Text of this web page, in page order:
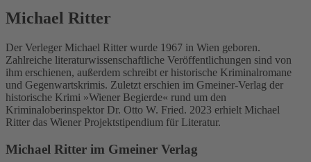
Michael Ritter
Der Verleger Michael Ritter wurde 1967 in Wien geboren.
Zahlreiche literaturwissenschaftliche Veröffentlichungen sind von
ihm erschienen, außerdem schreibt er historische Kriminalromane
und Gegenwartskrimis. Zuletzt erschien im Gmeiner-Verlag der
historische Krimi »Wiener Begierde« rund um den
Kriminaloberinspektor Dr. Otto W. Fried. 2023 erhielt Michael
Ritter das Wiener Projektstipendium für Literatur.
Michael Ritter im Gmeiner Verlag